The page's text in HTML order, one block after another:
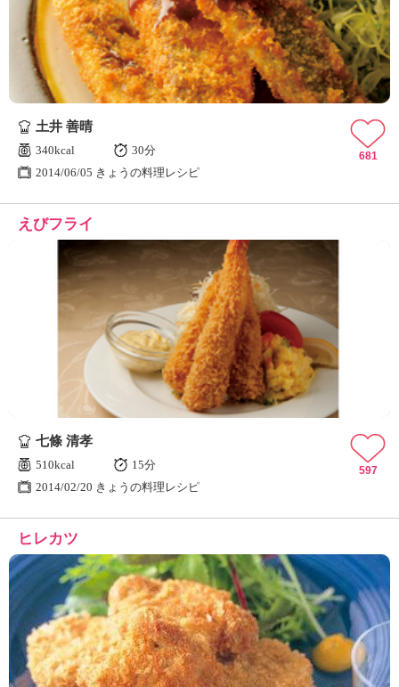
土井 善晴
340kcal
30分
2014/06/05 きょうの料理レシピ
681
えびフライ
七條 清孝
510kcal
15分
2014/02/20 きょうの料理レシピ
597
ヒレカツ